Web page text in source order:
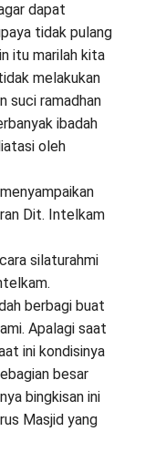
dapat
tidak pulang
itu marilah kita
melakukan
suci ramadhan
ibadah
oleh
Dit. Intelkam
silaturahmi
berbagi buat
Apalagi saat
ini kondisinya
besar
bingkisan ini
Masjid yang